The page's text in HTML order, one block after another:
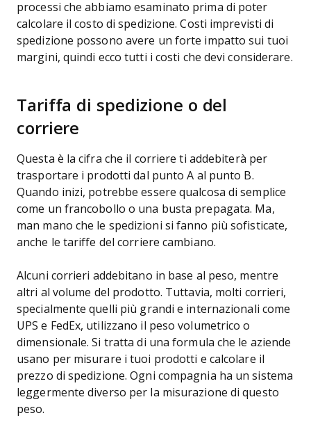
processi che abbiamo esaminato prima di poter
calcolare il costo di spedizione. Costi imprevisti di
spedizione possono avere un forte impatto sui tuoi
margini, quindi ecco tutti i costi che devi considerare.
Tariffa di spedizione o del
corriere
Questa è la cifra che il corriere ti addebiterà per
trasportare i prodotti dal punto A al punto B.
Quando inizi, potrebbe essere qualcosa di semplice
come un francobollo o una busta prepagata. Ma,
man mano che le spedizioni si fanno più sofisticate,
anche le tariffe del corriere cambiano.
Alcuni corrieri addebitano in base al peso, mentre
altri al volume del prodotto. Tuttavia, molti corrieri,
specialmente quelli più grandi e internazionali come
UPS e FedEx, utilizzano il peso volumetrico o
dimensionale. Si tratta di una formula che le aziende
usano per misurare i tuoi prodotti e calcolare il
prezzo di spedizione. Ogni compagnia ha un sistema
leggermente diverso per la misurazione di questo
peso.